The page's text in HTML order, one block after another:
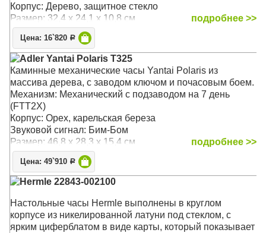
Корпус: Дерево, защитное стекло
Размер: 32,4 x 24,1 x 10,8 см
подробнее >>
Цена: 16`820 Р
Adler Yantai Polaris T325
Каминные механические часы Yantai Polaris из
массива дерева, с заводом ключом и почасовым боем.
Механизм: Механический с подзаводом на 7 день
(FTT2X)
Корпус: Орех, карельская береза
Звуковой сигнал: Бим-Бом
Размер: 46,8 х 28,3 х 15,4 см
подробнее >>
Цена: 49`910 Р
Hermle 22843-002100
Настольные часы Hermle выполнены в круглом
корпусе из никелированной латуни под стеклом, с
ярким циферблатом в виде карты, который показывает